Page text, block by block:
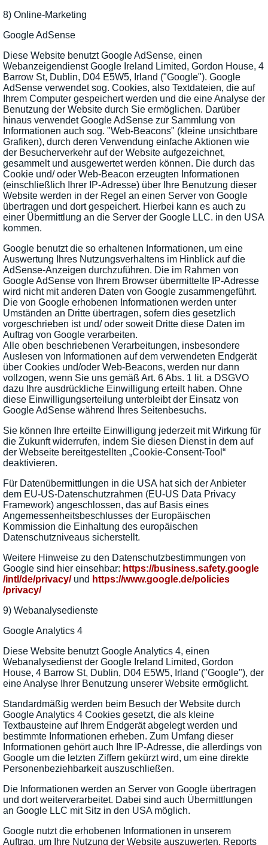
8) Online-Marketing
Google AdSense
Diese Website benutzt Google AdSense, einen
Webanzeigendienst Google Ireland Limited, Gordon House, 4
Barrow St, Dublin, D04 E5W5, Irland ("Google"). Google
AdSense verwendet sog. Cookies, also Textdateien, die auf
Ihrem Computer gespeichert werden und die eine Analyse der
Benutzung der Website durch Sie ermöglichen. Darüber
hinaus verwendet Google AdSense zur Sammlung von
Informationen auch sog. "Web-Beacons" (kleine unsichtbare
Grafiken), durch deren Verwendung einfache Aktionen wie
der Besucherverkehr auf der Website aufgezeichnet,
gesammelt und ausgewertet werden können. Die durch das
Cookie und/ oder Web-Beacon erzeugten Informationen
(einschließlich Ihrer IP-Adresse) über Ihre Benutzung dieser
Website werden in der Regel an einen Server von Google
übertragen und dort gespeichert. Hierbei kann es auch zu
einer Übermittlung an die Server der Google LLC. in den USA
kommen.
Google benutzt die so erhaltenen Informationen, um eine
Auswertung Ihres Nutzungsverhaltens im Hinblick auf die
AdSense-Anzeigen durchzuführen. Die im Rahmen von
Google AdSense von Ihrem Browser übermittelte IP-Adresse
wird nicht mit anderen Daten von Google zusammengeführt.
Die von Google erhobenen Informationen werden unter
Umständen an Dritte übertragen, sofern dies gesetzlich
vorgeschrieben ist und/ oder soweit Dritte diese Daten im
Auftrag von Google verarbeiten.
Alle oben beschriebenen Verarbeitungen, insbesondere
Auslesen von Informationen auf dem verwendeten Endgerät
über Cookies und/oder Web-Beacons, werden nur dann
vollzogen, wenn Sie uns gemäß Art. 6 Abs. 1 lit. a DSGVO
dazu Ihre ausdrückliche Einwilligung erteilt haben. Ohne
diese Einwilligungserteilung unterbleibt der Einsatz von
Google AdSense während Ihres Seitenbesuchs.
Sie können Ihre erteilte Einwilligung jederzeit mit Wirkung für
die Zukunft widerrufen, indem Sie diesen Dienst in dem auf
der Webseite bereitgestellten „Cookie-Consent-Tool“
deaktivieren.
Für Datenübermittlungen in die USA hat sich der Anbieter
dem EU-US-Datenschutzrahmen (EU-US Data Privacy
Framework) angeschlossen, das auf Basis eines
Angemessenheitsbeschlusses der Europäischen
Kommission die Einhaltung des europäischen
Datenschutzniveaus sicherstellt.
Weitere Hinweise zu den Datenschutzbestimmungen von
Google sind hier einsehbar: https://business.safety.google
/intl /de/privacy/und https://www.google.de/policies
/privacy/
9) Webanalysedienste
Google Analytics 4
Diese Website benutzt Google Analytics 4, einen
Webanalysedienst der Google Ireland Limited, Gordon
House, 4 Barrow St, Dublin, D04 E5W5, Irland ("Google"), der
eine Analyse Ihrer Benutzung unserer Website ermöglicht.
Standardmäßig werden beim Besuch der Website durch
Google Analytics 4 Cookies gesetzt, die als kleine
Textbausteine auf Ihrem Endgerät abgelegt werden und
bestimmte Informationen erheben. Zum Umfang dieser
Informationen gehört auch Ihre IP-Adresse, die allerdings von
Google um die letzten Ziffern gekürzt wird, um eine direkte
Personenbeziehbarkeit auszuschließen.
Die Informationen werden an Server von Google übertragen
und dort weiterverarbeitet. Dabei sind auch Übermittlungen
an Google LLC mit Sitz in den USA möglich.
Google nutzt die erhobenen Informationen in unserem
Auftrag, um Ihre Nutzung der Website auszuwerten, Reports